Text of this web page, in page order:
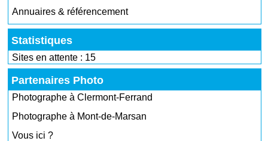
Annuaires & référencement
Statistiques
Sites en attente : 15
Partenaires Photo
Photographe à Clermont-Ferrand
Photographe à Mont-de-Marsan
Vous ici ?